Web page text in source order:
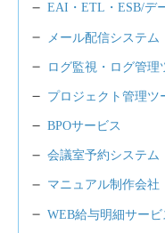
EAI・ETL・ESB/デ
メール配信システム
ログ監視・ログ管理
プロジェクト管理ツ
BPOサービス
会議室予約システム
マニュアル制作会社
WEB給与明細サービ